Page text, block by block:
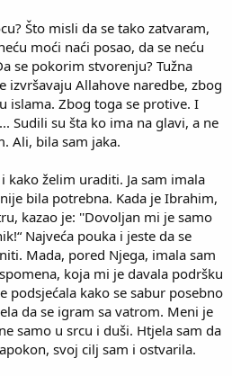
Što misli da se tako zatvaram,
moći naći posao, da se neću
se pokorim stvorenju? Tužna
izvršavaju Allahove naredbe, zbog
islama. Zbog toga se protive. I
Sudili su šta ko ima na glavi, a ne
Ali, bila sam jaka.
kako želim uraditi. Ja sam imala
bila potrebna. Kada je Ibrahim,
kazao je: ''Dovoljan mi je samo
Najveća pouka i jeste da se
Mada, pored Njega, imala sam
koja mi je davala podršku
podsjećala kako se sabur posebno
da se igram sa vatrom. Meni je
samo u srcu i duši. Htjela sam da
svoj cilj sam i ostvarila.